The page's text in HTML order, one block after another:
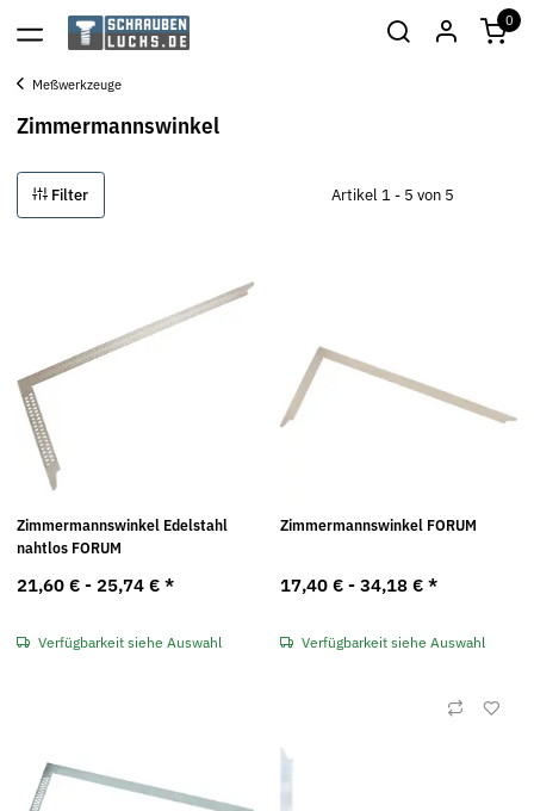
0
Meßwerkzeuge
Zimmermannswinkel
Filter Artikel 1 - 5 von 5
Zimmermannswinkel Edelstahl
nahtlos FORUM
21,60 € - 25,74 € *
Verfügbarkeit siehe Auswahl
Zimmermannswinkel FORUM
17,40 € - 34,18 € *
Verfügbarkeit siehe Auswahl